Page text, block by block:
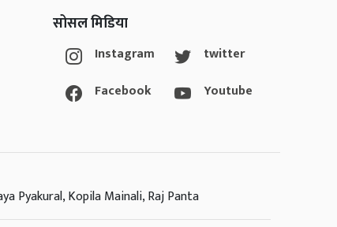
सोसल मिडिया
Instagram
Facebook
twitter
Youtube
Pyakural, Kopila Mainali, Raj Panta